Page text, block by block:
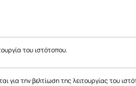
θέλετε μπορείτε να
συνεργάτη
του ιστότοπου.
για την βελτίωση της λειτουργίας του
επιχείρησή μας θα παραμείνει κλειστή
καλοκαιρινών διακοπών.
κοντά σας από19/08.
και σας ευχόμαστε καλό